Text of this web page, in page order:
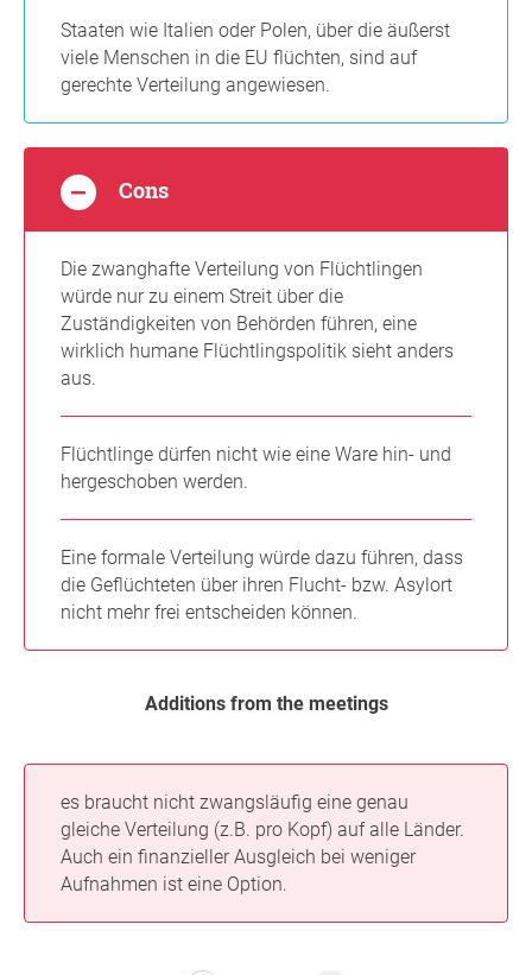
Staaten wie Italien oder Polen, über die äußerst
viele Menschen in die EU flüchten, sind auf
gerechte Verteilung angewiesen.
Cons
Die zwanghafte Verteilung von Flüchtlingen
würde nur zu einem Streit über die
Zuständigkeiten von Behörden führen, eine
wirklich humane Flüchtlingspolitik sieht anders
aus.
Flüchtlinge dürfen nicht wie eine Ware hin- und
hergeschoben werden.
Eine formale Verteilung würde dazu führen, dass
die Geflüchteten über ihren Flucht- bzw. Asylort
nicht mehr frei entscheiden können.
Additions from the meetings
es braucht nicht zwangsläufig eine genau
gleiche Verteilung (z.B. pro Kopf) auf alle Länder.
Auch ein finanzieller Ausgleich bei weniger
Aufnahmen ist eine Option.